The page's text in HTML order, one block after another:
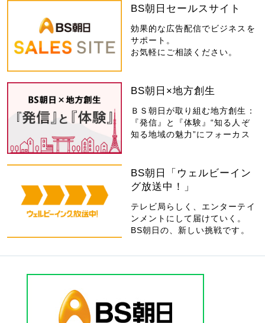
BS朝日セールスサイト
効果的な広告配信でビジネスを
サポート。
お気軽にご相談ください。
BS朝日×地方創生
ＢＳ朝日が取り組む地方創生：
『発信』と『体験』“知る人ぞ
知る地域の魅力”にフォーカス
BS朝日「ウェルビーイン
グ放送中！」
テレビ局らしく、エンターテイ
ンメントにして届けていく。
BS朝日の、新しい挑戦です。